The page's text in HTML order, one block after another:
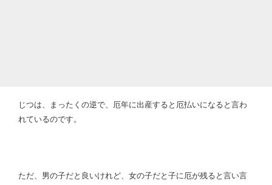
じつは、まったくの逆で、厄年に出産すると厄払いになると言わ
れているのです。
ただ、男の子だと良いけれど、女の子だと子に厄が残ると言い言